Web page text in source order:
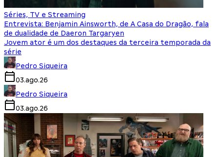
Séries, TV e Streaming
Entrevista: Benjamin Ainsworth, de A Casa do Dragão, fala
de dualidade de Daeron Targaryen
Jovem ator é um dos destaques da terceira temporada da
série
Pedro Siqueira
03.ago.26
Pedro Siqueira
03.ago.26